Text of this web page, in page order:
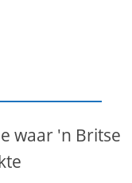
waar 'n Britse